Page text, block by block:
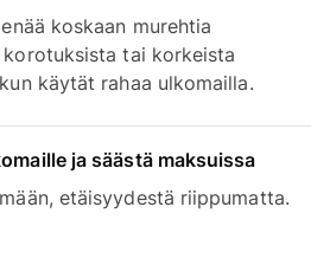
koskaan murehtia
tai korkeista
käytät rahaa ulkomailla.
ja säästä maksuissa
etäisyydestä riippumatta.